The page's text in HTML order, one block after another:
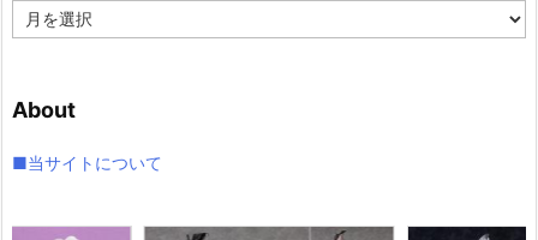
ー
ブ
About
■当サイトについて